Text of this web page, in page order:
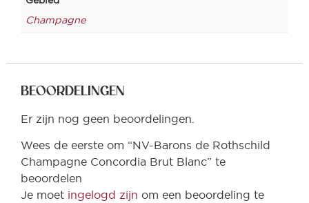
Champagne
BEOORDELINGEN
Er zijn nog geen beoordelingen.
Wees de eerste om “NV-Barons de Rothschild
Champagne Concordia Brut Blanc” te
beoordelen
Je moet ingelogd zijn om een beoordeling te